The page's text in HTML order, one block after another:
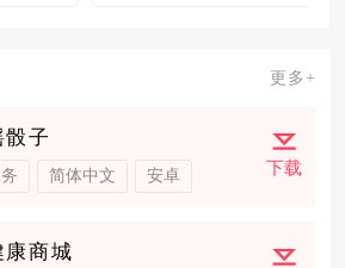
更多+
子
简体中文 安卓 下载
康商城